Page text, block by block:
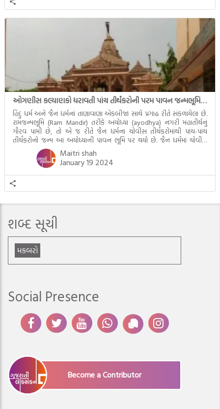
ઓગણીસ કલ્યાણકો ધરાવતી પાંચ તીર્થંકરોની પરમ પાવન જન્મભૂમિ – અયોધ્યા (Ayodhya)
હિંદુ ધર્મ અને જૈન ધર્મનાં તાણાવાણા એકબીજા સાથે પ્રગાઢ રીતે સંકળાયેલા છે.
રામજન્મભૂમિ (Ram Mandir) તરીકે અયોધ્યા (ayodhya) નગરી મહાતીર્થનું
ગૌરવ પામી છે, તો એ જ રીતે જૈન ધર્મના ચોવીસ તીર્થંકરોમાંથી પાંચ-પાંચ
તીર્થંકરોનો જન્મ આ અયોધ્યાની પાવન ભૂમિ પર થયો છે. જૈન ધર્મમાં ચોવીસ
તીર્થંકરોમાંથી પાંચ-પાંચ તીર્થંકરોનાં કલ્યાણકો અહીં આવ્યાં છે. દરેક તીર્થંકરના
જીવનની ચ્યવન(માતાના […]
Maitri shah
January 19 2024
શબ્દ સૂચી
મકબરો
Social Presence
Become a Contributor